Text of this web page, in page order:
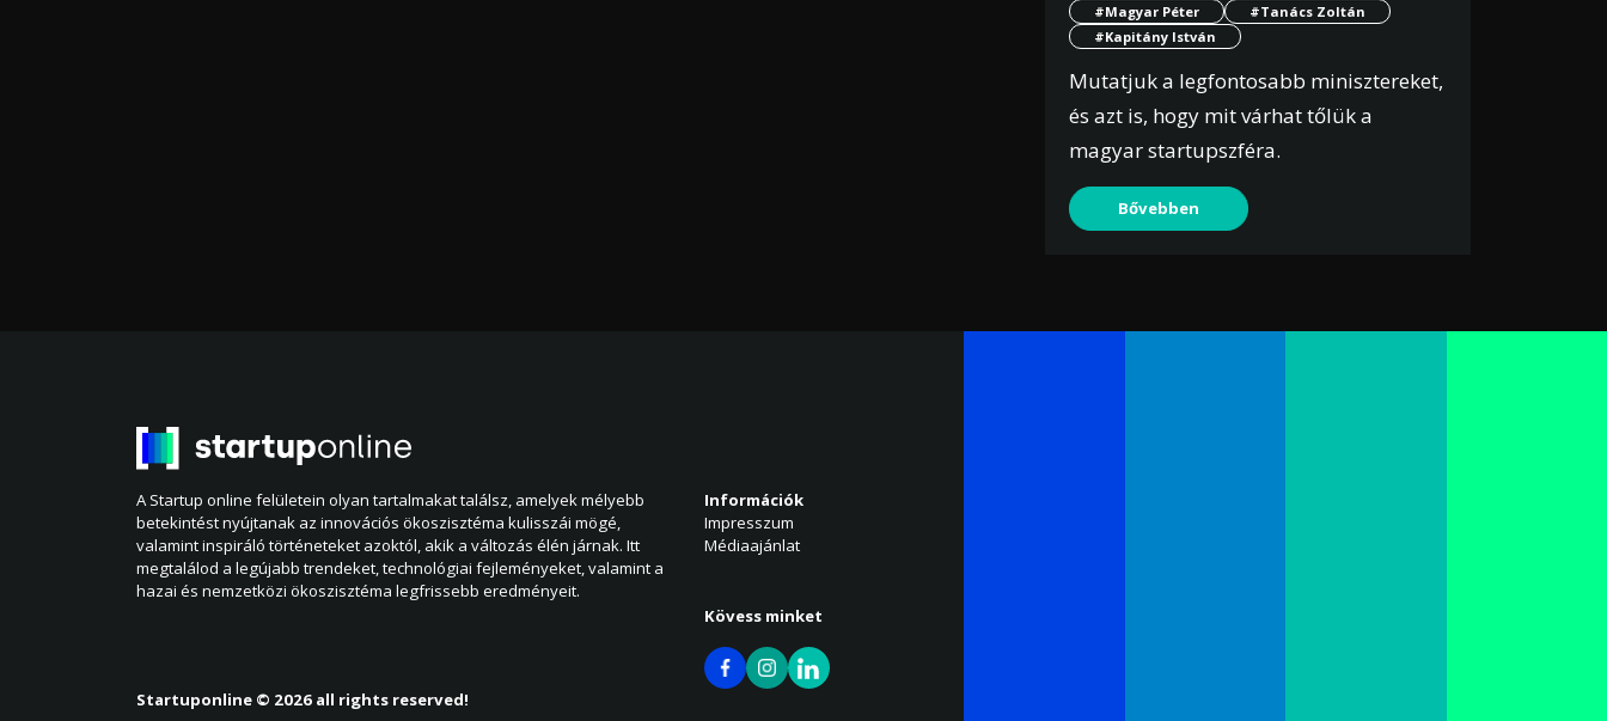
#Magyar Péter
#Tanács Zoltán
#Kapitány István
Mutatjuk a legfontosabb minisztereket,
és azt is, hogy mit várhat tőlük a
magyar startupszféra.
Bővebben
A Startup online felületein olyan tartalmakat találsz, amelyek mélyebb
betekintést nyújtanak az innovációs ökoszisztéma kulisszái mögé,
valamint inspiráló történeteket azoktól, akik a változás élén járnak. Itt
megtalálod a legújabb trendeket, technológiai fejleményeket, valamint a
hazai és nemzetközi ökoszisztéma legfrissebb eredményeit.
Információk
Impresszum
Médiaajánlat
Kövess minket
Startuponline © 2026 all rights reserved!